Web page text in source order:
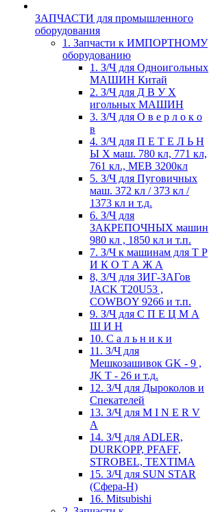
ЗАПЧАСТИ для промышленного
оборудования
1. Запчасти к ИМПОРТНОМУ
оборудованию
1. З/Ч для Одноигольных
МАШИН Китай
2. З/Ч для Д В У Х
игольных МАШИН
3. З/Ч для О в е р л о к о
в
4. З/Ч для П Е Т Е Л Ь Н
Ы Х маш. 780 кл, 771 кл,
761 кл., MEB 3200кл
5. З/Ч для Пуговичных
маш. 372 кл / 373 кл /
1373 кл и т.д.
6. З/Ч для
ЗАКРЕПОЧНЫХ машин
980 кл , 1850 кл и т.п.
7. З/Ч к машинам для Т Р
И К О Т А Ж А
8, З/Ч для ЗИГ-ЗАГов
JACK Т20U53 ,
COWBOY 9266 и т.п.
9. З/Ч для С П Е Ц М А
Ш И Н
10. С а л ь н и к и
11. З/Ч для
Мешкозашивок GK - 9 ,
JK T - 26 и т.д.
12. З/Ч для Дыроколов и
Спекателей
13. З/Ч для M I N E R V
A
14. З/Ч для ADLER,
DURKOPP, PFAFF,
STROBEL, TEXTIMA
15. З/Ч для SUN STAR
(Сфера-Н)
16. Mitsubishi